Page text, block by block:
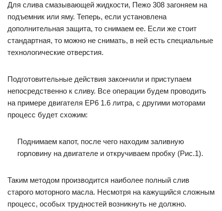
Для слива смазывающей жидкости, Пежо 308 загоняем на
подъемник или яму. Теперь, если установлена
дополнительная защита, то снимаем ее. Если же стоит
стандартная, то можно не снимать, в ней есть специальные
технологические отверстия.
Подготовительные действия закончили и приступаем
непосредственно к сливу. Все операции будем проводить
на примере двигателя EP6 1.6 литра, с другими моторами
процесс будет схожим:
Поднимаем капот, после чего находим заливную
горловину на двигателе и откручиваем пробку (Рис.1).
Таким методом производится наиболее полный слив
старого моторного масла. Несмотря на кажущийся сложным
процесс, особых трудностей возникнуть не должно.